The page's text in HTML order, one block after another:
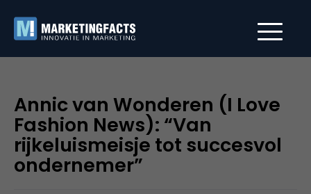
Annic van Wonderen (I Love
Fashion News): “Van
rijkeluismeisje tot succesvol
ondernemer”